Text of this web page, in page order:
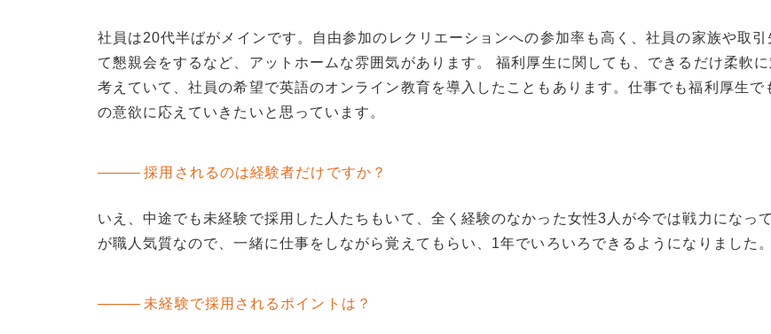
社員は20代半ばがメインです。自由参加のレクリエーションへの参加率も高く、社員の家族や取引
て懇親会をするなど、アットホームな雰囲気があります。 福利厚生に関しても、できるだけ柔軟に
考えていて、社員の希望で英語のオンライン教育を導入したこともあります。仕事でも福利厚生で
の意欲に応えていきたいと思っています。
採用されるのは経験者だけですか？
いえ、中途でも未経験で採用した人たちもいて、全く経験のなかった女性3人が今では戦力になっ
が職人気質なので、一緒に仕事をしながら覚えてもらい、1年でいろいろできるようになりました。
未経験で採用されるポイントは？